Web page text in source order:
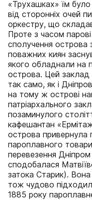
«Трухашках» їм
від сторонніх очей
оркестру, що
Проте з часом
сполучення острова
поважних киян
якого обладнали на
острова. Цей заклад
так само, як і
на тому ж острові
патріархального
позаминулого
кафешантан
острова привернула
пароплавного
перевезення
сподобалася
затока Старик).
тож чудово
1885 року